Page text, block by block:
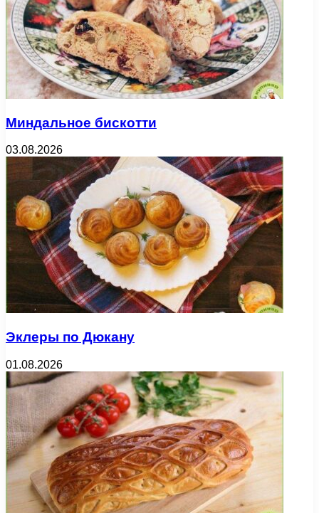
Миндальное бискотти
03.08.2026
Эклеры по Дюкану
01.08.2026